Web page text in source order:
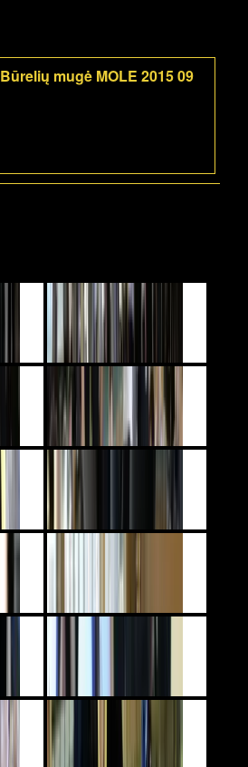
Būrelių mugė MOLE 2015 09